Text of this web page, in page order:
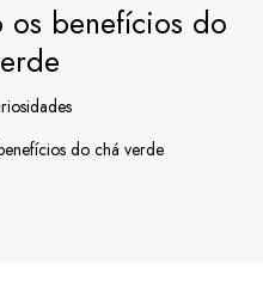
os benefícios do
do chá verde